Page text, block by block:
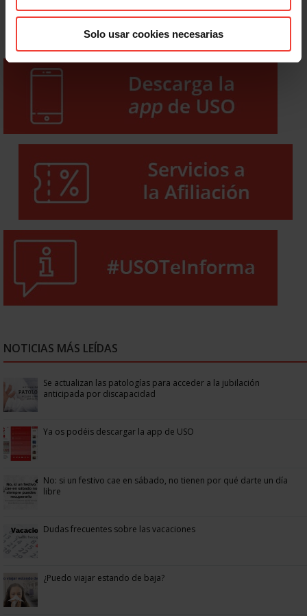
Solo usar cookies necesarias
NOTICIAS MÁS LEÍDAS
Se actualizan las patologías para acceder a la jubilación
anticipada por discapacidad
Ya os podéis descargar la app de USO
No: si un festivo cae en sábado, no tienen por qué darte un día
libre
Dudas frecuentes sobre las vacaciones
¿Puedo viajar estando de baja?